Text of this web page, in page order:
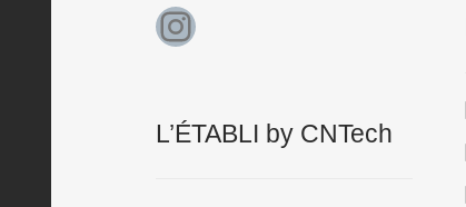
Instagram
L’ÉTABLI by CNTech